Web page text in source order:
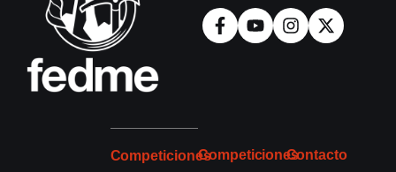
CompeticionesCompeticionesContacto